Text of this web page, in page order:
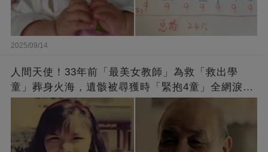
2025/09/14
人間天使！33年前「最美女教師」為救「救出學
童」葬身火海，遺骸被尋獲時「緊抱4童」全網淚
崩：真正的英雄不該被遺忘